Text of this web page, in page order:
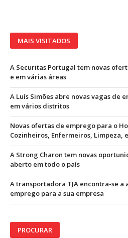
MAIS VISITADOS
A Securitas Portugal tem novas
e em várias áreas
A Luís Simões abre novas vagas de
em vários distritos
Novas ofertas de emprego para o
Cozinheiros, Enfermeiros, Limpeza,
A Strong Charon tem novas
aberto em todo o país
A transportadora TJA encontra-se
emprego para a sua empresa
PROCURAR